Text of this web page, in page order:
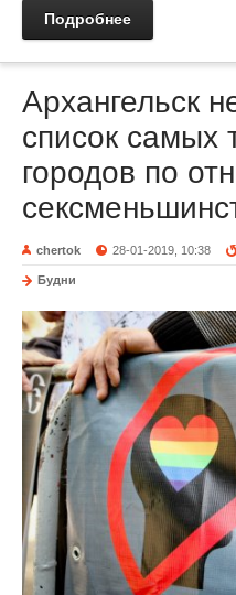
Подробнее
Архангельск
список самых
городов по
chertok 28-01-2019, 10:38
Будни